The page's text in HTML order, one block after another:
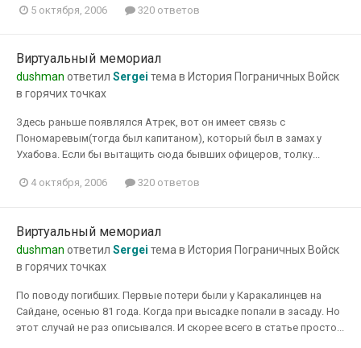
5 октября, 2006 320 ответов
Виртуальный мемориал
dushman ответил Sergei тема в История Пограничных Войск
в горячих точках
Здесь раньше появлялся Атрек, вот он имеет связь с
Пономаревым(тогда был капитаном), который был в замах у
Ухабова. Если бы вытащить сюда бывших офицеров, толку...
4 октября, 2006 320 ответов
Виртуальный мемориал
dushman ответил Sergei тема в История Пограничных Войск
в горячих точках
По поводу погибших. Первые потери были у Каракалинцев на
Сайдане, осенью 81 года. Когда при высадке попали в засаду. Но
этот случай не раз описывался. И скорее всего в статье просто...